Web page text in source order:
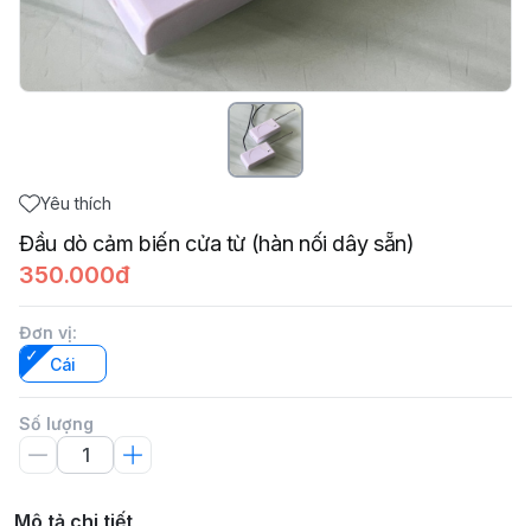
Yêu thích
Đầu dò cảm biến cửa từ (hàn nối dây sẵn)
350.000đ
Đơn vị:
Cái
Số lượng
Mô tả chi tiết